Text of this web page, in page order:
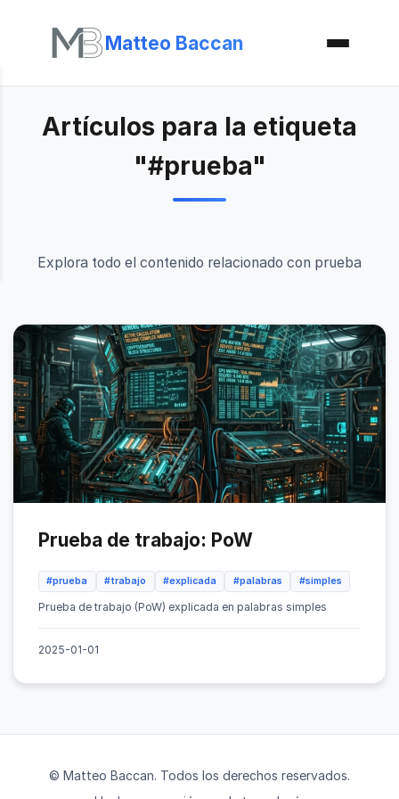
Matteo Baccan
Artículos para la etiqueta
"#prueba"
Explora todo el contenido relacionado con prueba
Prueba de trabajo: PoW
#prueba #trabajo #explicada #palabras #simples
Prueba de trabajo (PoW) explicada en palabras simples
2025-01-01
© Matteo Baccan. Todos los derechos reservados.